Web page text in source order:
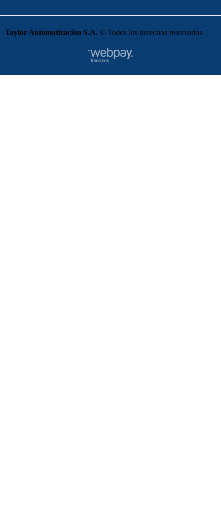
Taylor Automatización S.A. © Todos los derechos reservados